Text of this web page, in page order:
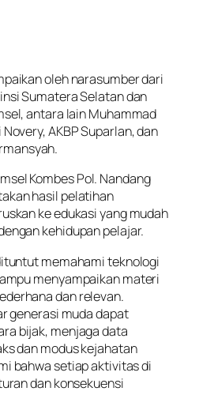
oleh narasumber dari
Sumatera Selatan dan
antara lain Muhammad
AKBP Suparlan, dan
Kombes Pol. Nandang
hasil pelatihan
ke edukasi yang mudah
kehidupan pelajar.
memahami teknologi
menyampaikan materi
dan relevan.
generasi muda dapat
bijak, menjaga data
dan modus kejahatan
bahwa setiap aktivitas di
dan konsekuensi